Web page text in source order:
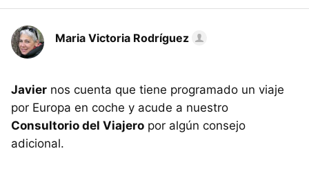
Maria Victoria Rodríguez
Javier nos cuenta que tiene programado un viaje
por Europa en coche y acude a nuestro
Consultorio del Viajero por algún consejo
adicional.